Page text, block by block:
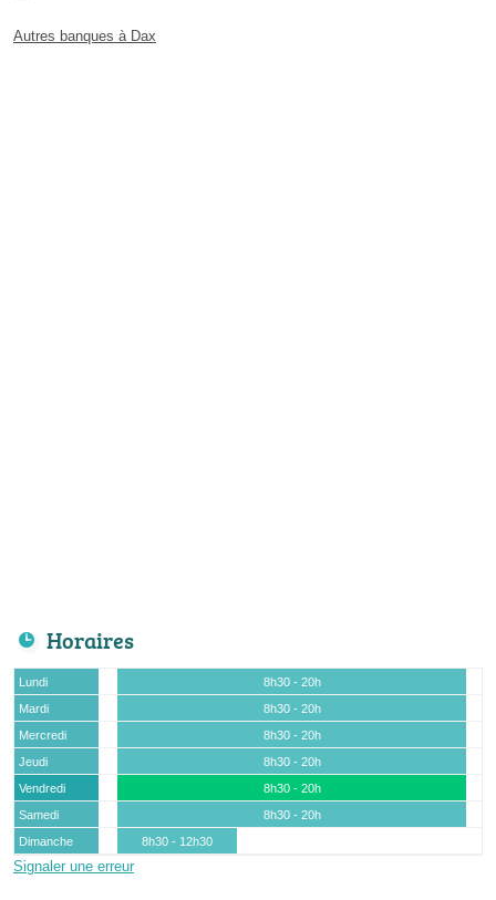
Autres banques à Dax
Horaires
Lundi
8h30 - 20h
Mardi
8h30 - 20h
Mercredi
8h30 - 20h
Jeudi
8h30 - 20h
Vendredi
8h30 - 20h
Samedi
8h30 - 20h
Dimanche
8h30 - 12h30
Signaler une erreur